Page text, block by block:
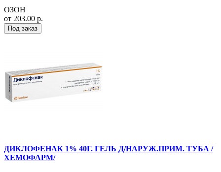
ОЗОН
от 203.00 р.
Под заказ
ДИКЛОФЕНАК 1% 40Г. ГЕЛЬ Д/НАРУЖ.ПРИМ. ТУБА /
ХЕМОФАРМ/